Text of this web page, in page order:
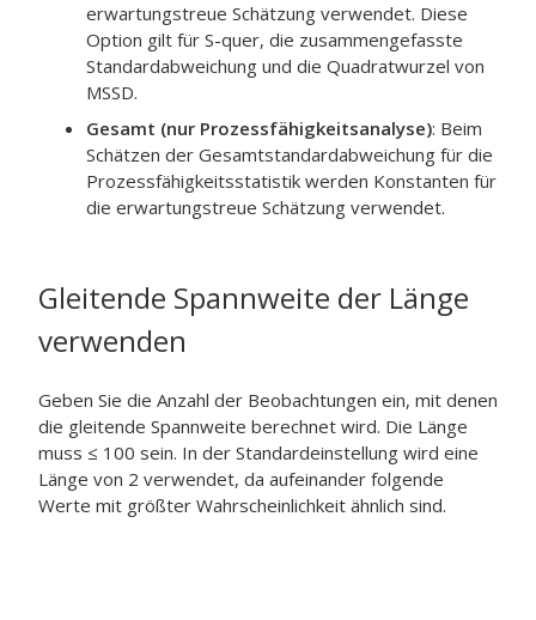
erwartungstreue Schätzung verwendet. Diese
Option gilt für S-quer, die zusammengefasste
Standardabweichung und die Quadratwurzel von
MSSD.
Gesamt (nur Prozessfähigkeitsanalyse): Beim
Schätzen der Gesamtstandardabweichung für die
Prozessfähigkeitsstatistik werden Konstanten für
die erwartungstreue Schätzung verwendet.
Gleitende Spannweite der Länge
verwenden
Geben Sie die Anzahl der Beobachtungen ein, mit denen
die gleitende Spannweite berechnet wird. Die Länge
muss ≤ 100 sein. In der Standardeinstellung wird eine
Länge von 2 verwendet, da aufeinander folgende
Werte mit größter Wahrscheinlichkeit ähnlich sind.